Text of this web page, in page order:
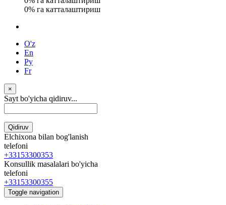
0% га катталаштириш
O'z
En
Ру
Fr
×
Sayt bo'yicha qidiruv...
Qidiruv
Elchixona bilan bog'lanish
telefoni
+33153300353
Konsullik masalalari bo'yicha
telefoni
+33153300355
Toggle navigation